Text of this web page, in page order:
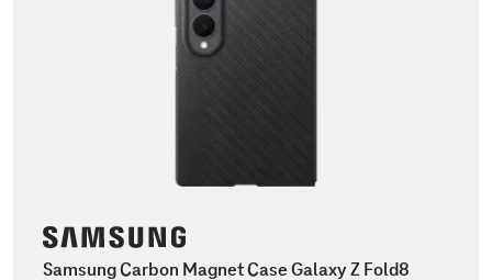
Samsung Carbon Magnet Case Galaxy Z Fold8